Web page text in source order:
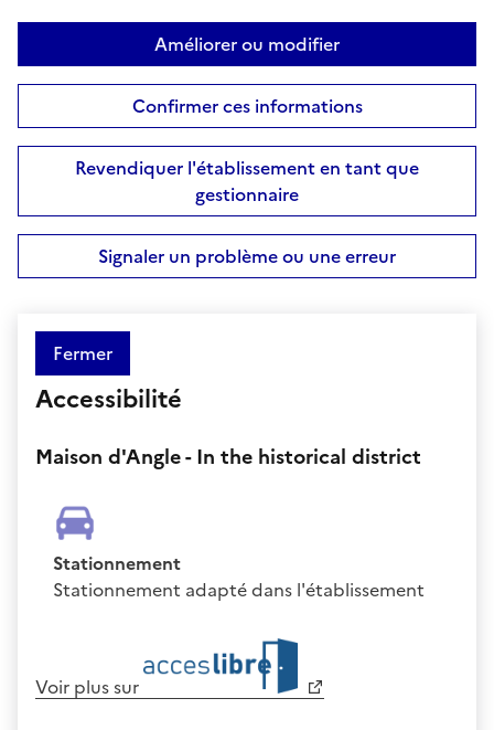
Améliorer ou modifier
Confirmer ces informations
Revendiquer l'établissement en tant que
gestionnaire
Signaler un problème ou une erreur
Fermer
Accessibilité
Maison d'Angle - In the historical district
Stationnement
Stationnement adapté dans l'établissement
Voir plus sur